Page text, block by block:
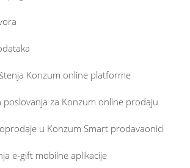
Konzum online platforme
poslovanja za Konzum online prodaju
u Konzum Smart prodavaonici
e-gift mobilne aplikacije